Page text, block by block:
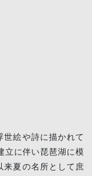
世絵や詩に描かれて
立に伴い琵琶湖に模
来夏の名所として庶